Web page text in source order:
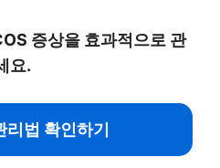
증상을 효과적으로 관
요.
리법 확인하기